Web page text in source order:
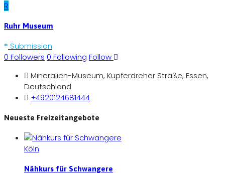
R
Ruhr Museum
Submission
0 Followers 0 Following Follow
Mineralien-Museum, Kupferdreher Straße, Essen,
Deutschland
+4920124681444
Neueste Freizeitangebote
Köln
Nähkurs für Schwangere